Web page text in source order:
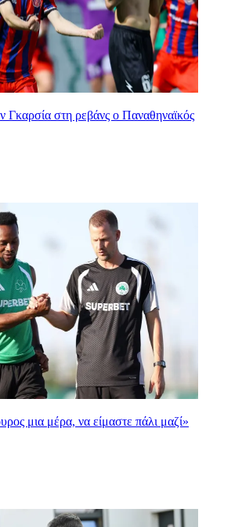
Γκαρσία στη ρεβάνς ο Παναθηναϊκός
μια μέρα, να είμαστε πάλι μαζί»